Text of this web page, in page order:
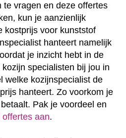
te vragen en deze offertes
kun je aanzienlijk
kostprijs voor kunststof
hanteert namelijk
je inzicht hebt in de
specialisten bij jou in
welke kozijnspecialist de
hanteert. Zo voorkom je
Pak je voordeel en
aan.